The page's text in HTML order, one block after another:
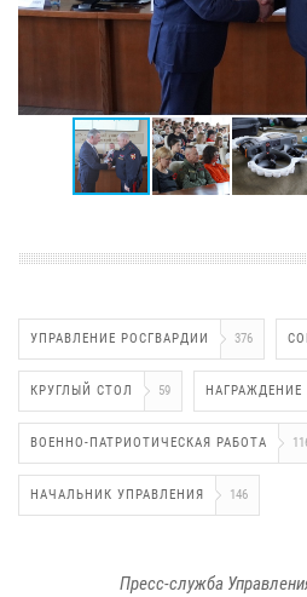
УПРАВЛЕНИЕ РОСГВАРДИИ 376
КРУГЛЫЙ СТОЛ 59 НАГРАЖДЕНИЕ
ВОЕННО-ПАТРИОТИЧЕСКАЯ РАБОТА
НАЧАЛЬНИК УПРАВЛЕНИЯ 146
Пресс-служба